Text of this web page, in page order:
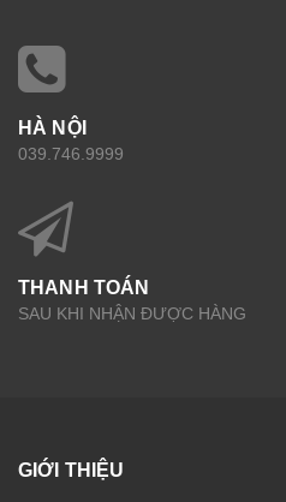
HÀ NỘI
039.746.9999
THANH TOÁN
SAU KHI NHẬN ĐƯỢC HÀNG
GIỚI THIỆU